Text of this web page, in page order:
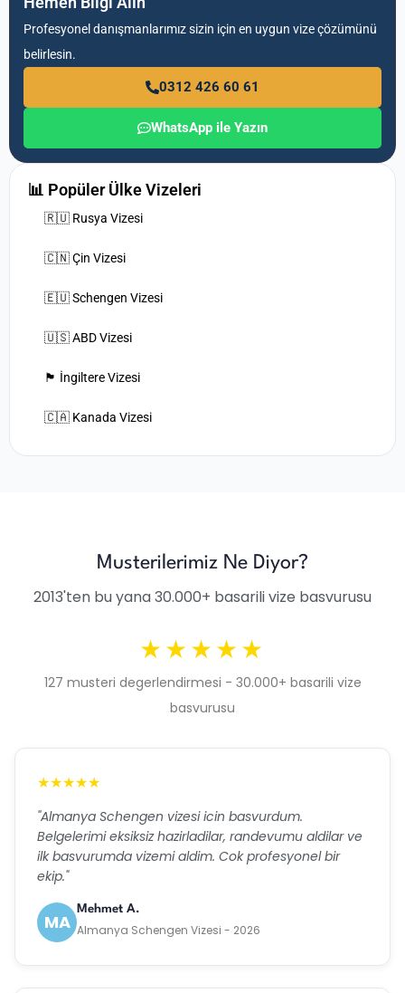
Profesyonel danışmanlarımız sizin için en uygun vize çözümünü
belirlesin.
0312 426 60 61
WhatsApp ile Yazın
📊 Popüler Ülke Vizeleri
🇷🇺 Rusya Vizesi
🇨🇳 Çin Vizesi
🇪🇺 Schengen Vizesi
🇺🇸 ABD Vizesi
🏴󠁧󠁢󠁥󠁮󠁧󠁿 İngiltere Vizesi
🇨🇦 Kanada Vizesi
Musterilerimiz Ne Diyor?
2013'ten bu yana 30.000+ basarili vize basvurusu
★★★★★
127 musteri degerlendirmesi - 30.000+ basarili vize
basvurusu
★★★★★
"Almanya Schengen vizesi icin basvurdum.
Belgelerimi eksiksiz hazirladilar, randevumu aldilar ve
ilk basvurumda vizemi aldim. Cok profesyonel bir
ekip."
MA
Mehmet A.
Almanya Schengen Vizesi - 2026